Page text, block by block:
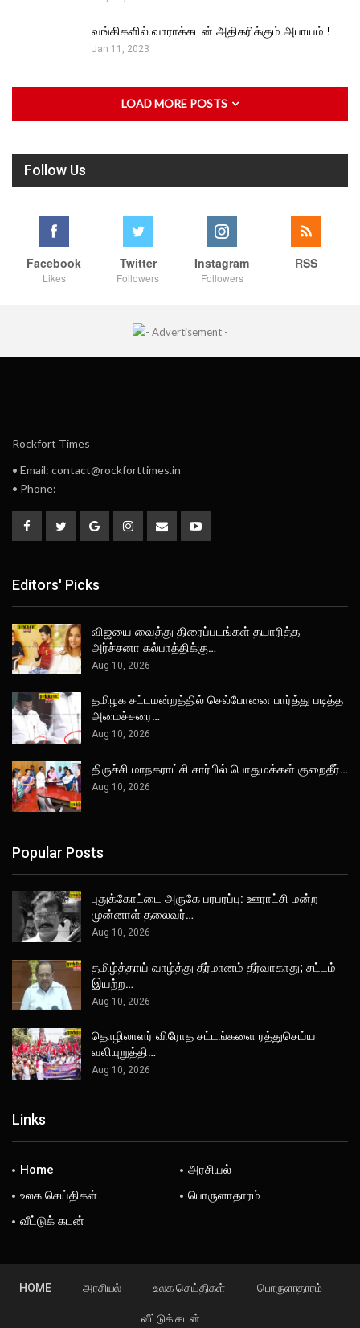
வங்கிகளில் வாராக்கடன் அதிகரிக்கும் அபாயம் !
Jan 11, 2023
LOAD MORE POSTS
Follow Us
Facebook
Likes
Twitter
Followers
Instagram
Followers
RSS
Rockfort Times
• Email: contact@rockforttimes.in
• Phone:
Editors' Picks
விஜயை வைத்து திரைப்படங்கள் தயாரித்த
அர்ச்சனா கல்பாத்திக்கு…
Aug 10, 2026
தமிழக சட்டமன்றத்தில் செல்போனை பார்த்து படித்த
அமைச்சரை…
Aug 10, 2026
திருச்சி மாநகராட்சி சார்பில் பொதுமக்கள் குறைதீர்…
Aug 10, 2026
Popular Posts
புதுக்கோட்டை அருகே பரபரப்பு: ஊராட்சி மன்ற
முன்னாள் தலைவர்…
Aug 10, 2026
தமிழ்த்தாய் வாழ்த்து தீர்மானம் தீர்வாகாது; சட்டம்
இயற்ற…
Aug 10, 2026
தொழிலாளர் விரோத சட்டங்களை ரத்துசெய்ய
வலியுறுத்தி…
Aug 10, 2026
Links
Home
அரசியல்
உலக செய்திகள்
பொருளாதாரம்
வீட்டுக் கடன்
HOME அரசியல் உலக செய்திகள் பொருளாதாரம்
வீட்டுக் கடன்